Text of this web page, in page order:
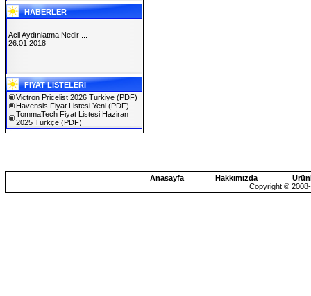
HABERLER
SOLAREX ISTANBUL 2019
30.01.2019
Acil Aydınlatma Nedir ...
26.01.2018
FİYAT LİSTELERİ
Victron Pricelist 2026 Turkiye (PDF)
Havensis Fiyat Listesi Yeni (PDF)
TommaTech Fiyat Listesi Haziran
2025 Türkçe (PDF)
Anasayfa Hakkımızda
Copyright ©